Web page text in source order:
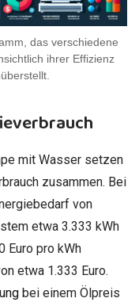
das verschiedene
ihrer Effizienz
mit Wasser setzen
zusammen. Bei
von
etwa 3.333 kWh
Euro pro kWh
etwa 1.333 Euro.
bei einem Ölpreis